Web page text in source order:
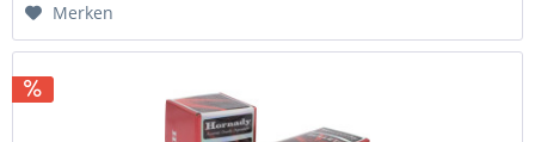
Merken